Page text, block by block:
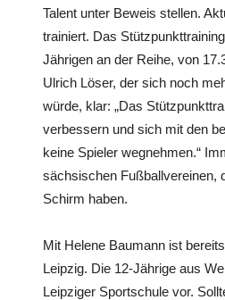
Talent unter Beweis stellen.
trainiert. Das
Jährigen an der Reihe, von
Ulrich Löser, der sich noch
würde, klar: „Das
verbessern und sich mit den
keine Spieler wegnehmen.“
sächsischen Fußballvereinen,
Schirm haben.
Mit Helene Baumann ist
Leipzig. Die 12-Jährige aus
Leipziger Sportschule vor.